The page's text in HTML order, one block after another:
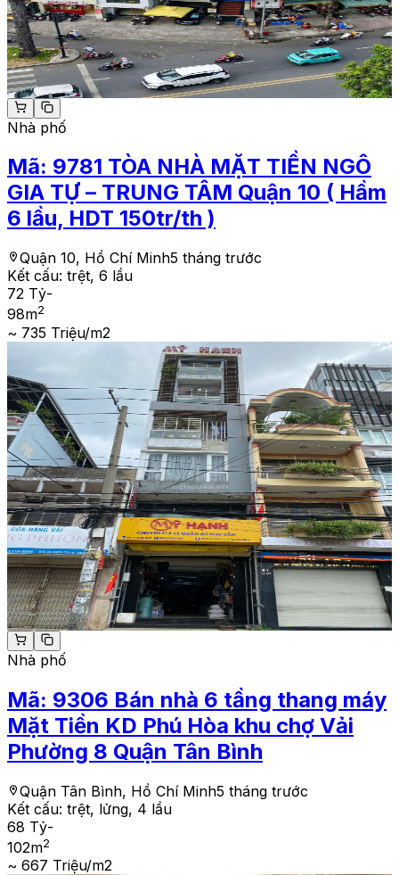
Nhà phố
Mã: 9781 TÒA NHÀ MẶT TIỀN NGÔ
GIA TỰ – TRUNG TÂM Quận 10 ( Hầm
6 lầu, HDT 150tr/th )
Quận 10, Hồ Chí Minh5 tháng trước
Kết cấu: trệt, 6 lầu
72 Tỷ-
98m2
~ 735 Triệu/m2
Nhà phố
Mã: 9306 Bán nhà 6 tầng thang máy
Mặt Tiền KD Phú Hòa khu chợ Vải
Phường 8 Quận Tân Bình
Quận Tân Bình, Hồ Chí Minh5 tháng trước
Kết cấu: trệt, lửng, 4 lầu
68 Tỷ-
102m2
~ 667 Triệu/m2